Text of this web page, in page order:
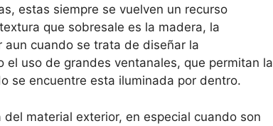
estas siempre se vuelven un recurso
que sobresale es la madera, la
aun cuando se trata de diseñar la
uso de grandes ventanales, que permitan la
se encuentre esta iluminada por dentro.
material exterior, en especial cuando son